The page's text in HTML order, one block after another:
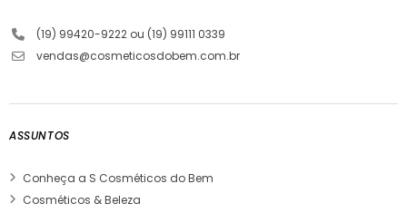
(19) 99420-9222 ou (19) 99111 0339
vendas@cosmeticosdobem.com.br
ASSUNTOS
Conheça a S Cosméticos do Bem
Cosméticos & Beleza